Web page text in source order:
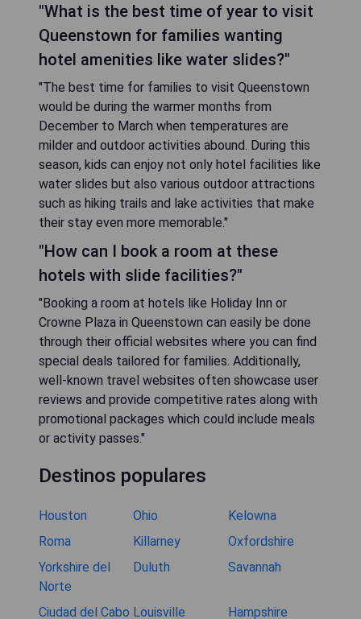
"What is the best time of year to visit
Queenstown for families wanting
hotel amenities like water slides?"
"The best time for families to visit Queenstown
would be during the warmer months from
December to March when temperatures are
milder and outdoor activities abound. During this
season, kids can enjoy not only hotel facilities like
water slides but also various outdoor attractions
such as hiking trails and lake activities that make
their stay even more memorable."
"How can I book a room at these
hotels with slide facilities?"
"Booking a room at hotels like Holiday Inn or
Crowne Plaza in Queenstown can easily be done
through their official websites where you can find
special deals tailored for families. Additionally,
well-known travel websites often showcase user
reviews and provide competitive rates along with
promotional packages which could include meals
or activity passes."
Destinos populares
Houston Ohio
Kelowna
Roma
Killarney
Oxfordshire
Yorkshire del
Norte
Duluth Savannah
Ciudad del Cabo Louisville Hampshire